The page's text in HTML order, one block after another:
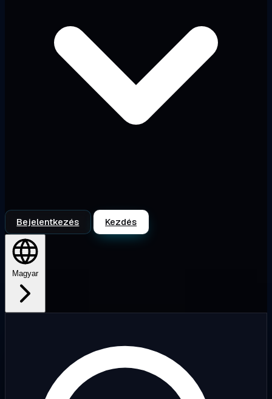
Bejelentkezés Kezdés
Magyar